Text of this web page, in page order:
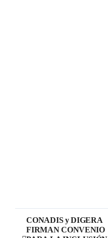
CONADIS y DIGERA
FIRMAN CONVENIO